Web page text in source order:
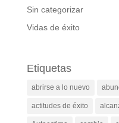
Sin categorizar
Vidas de éxito
Etiquetas
abrirse a lo nuevo
actitudes de éxito